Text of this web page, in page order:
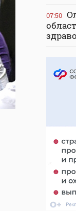
07:50